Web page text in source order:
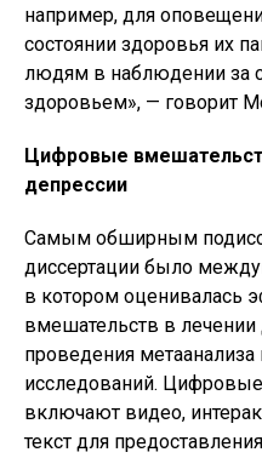
например, для
состоянии здоровья их
людям в наблюдении за
здоровьем», — говорит
Цифровые
депрессии
Самым обширным
диссертации было
в котором оценивалась
вмешательств в лечении
проведения
исследований.
включают видео,
текст для